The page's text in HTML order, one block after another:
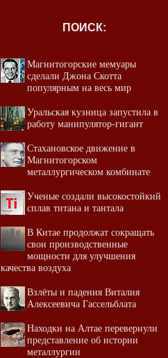
ПОИСК:
Магнитогорские мемуары
сделали Джона Скотта
популярным на весь мир
Уральская кузница запустила в
работу манипулятор-гигант
Стахановское движение в
Магнитогорском
металлургическом комбинате
Ученые создали высокостойкий
сплав титана и тантала
В Китае продолжат сокращать
свои производственные
мощности для улучшения
качества воздуха
Взлёты и падения Виталия
Алексеевича Гассельблата
Находки на Алтае перевернули
представление об истории
металлургии